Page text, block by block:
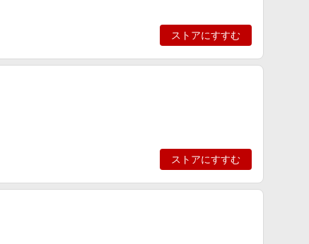
ストアにすすむ
ストアにすすむ